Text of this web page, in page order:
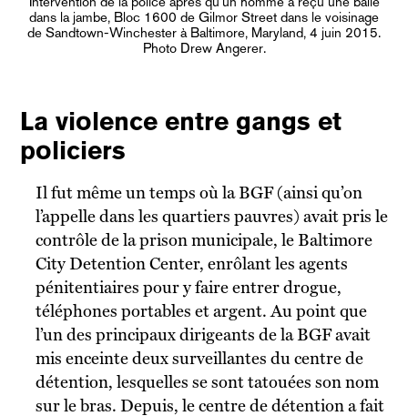
dans la jambe, Bloc 1600 de Gilmor Street dans le voisinage
de Sandtown-Winchester à Baltimore, Maryland, 4 juin 2015.
Photo Drew Angerer.
La violence entre gangs et
policiers
Il fut même un temps où la BGF (ainsi qu’on
l’appelle dans les quartiers pauvres) avait pris le
contrôle de la prison municipale, le Baltimore
City Detention Center, enrôlant les agents
pénitentiaires pour y faire entrer drogue,
téléphones portables et argent. Au point que
l’un des principaux dirigeants de la BGF avait
mis enceinte deux surveillantes du centre de
détention, lesquelles se sont tatouées son nom
sur le bras. Depuis, le centre de détention a fait